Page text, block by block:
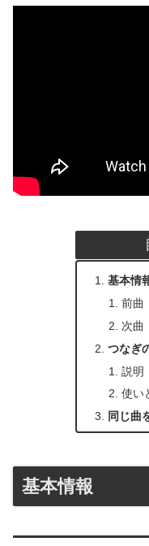
基本情
前曲
次曲
つなぎ
説明
使い
同じ曲
基本情報